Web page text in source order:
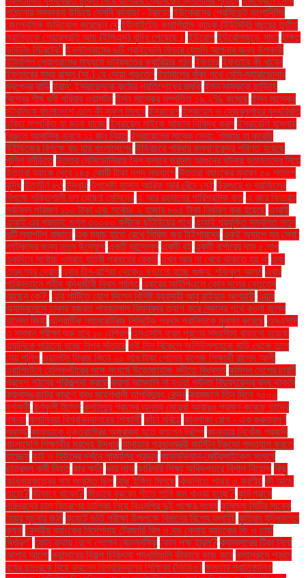
পাঠানোর সম্ভাবনা উড়িয়ে দেননি কানাডা - ট্রুডো ইউক্রেনের প্রেসিডেন্ট ভলোদিমির
জেলেনস্কি অভিযোগ করেছেন যে ইউনাইটেড কমার্শিয়াল ব্যাংক (ইউসিবি) বছরের তৃতীয়
প্রান্তিকে শেয়ারপ্রতি আয় (ইপিএস) বৃদ্ধি পেয়েছে। ইউরোপ ইউরোপজুড়ে সাড়া ইঙ্গিত
ডাউনিং স্ট্রিটের" ইনস্টাগ্রামের ৬টি প্রাইভেসি ফিচার যেগুলি আপনার জন্য উপকারী
ইন্টার্নশিপ প্রোগ্রামের মাধ্যমে ভবিষ্যতের ক্যারিয়ার গঠন ইফতার ইফতারে কী খাবেন
ইফতারের সময় রাসুল (সা.) যে দোয়া পড়তেন ইয়ামালের বাঁকা পথে মেসি-ম্যারাডোনার
স্বপ্নের বাড়ি ইরান: ইসরায়েলকে কঠোর প্রতিশোধের হুমকি ইলন মাস্ককে ছাড়িয়ে
বিশ্বের শীর্ষ ধনী পরিবার ওয়ালটন ইলন মাস্কের সম্পত্তি ১৯.২% কমেছে ইলন মাস্কের
স্টারলিংক বাংলাদেশে এলে কী সুফল মিলবে ইসরায়েল ইসরায়েল ও হেজবুল্লাহর যুদ্ধবিরতি
চুক্তি সম্পর্কিত যা জানা যাচ্ছে ইসরায়েল মাইকে আজান নিষিদ্ধ করল ইসরায়েলি হামলায়
বৈরুতে আবাসিক ভবনে ১১ জন নিহত ইসরায়েলের সাবেক সেনা: 'গাজায় যা করেছি
উইন্ডিজের বিপক্ষে বড় হার বাংলাদেশের উড়িরচরে পরিবার কল্যাণকেন্দ্র পরিণত হয়েছে
পুলিশ ফাঁড়িতে উত্তর মেসিডোনিয়ায় নৈশ ক্লাবে ভয়াবহ আগুনের ঘটনায় হতাহতদের নিয়ে
উত্তরা ব্যাংক দেবে ১৪৫ কোটি টাকা নগদ লভ্যাংশ উত্তরা ব্যাংকের মুনাফা ৫০ শতাংশ
বৃদ্ধি উত্তীর্ণ ৮৩ উদ্ধার উপদেষ্টা হাসান আরিফ আর বেঁচে নেই উরুগুয়ে ও ব্রাজিলের
বিপক্ষে শক্তিশালী দল ঘোষণা মেসিদের এ আর রহমানের পারিশ্রমিক কত এ বছর ফিতরার
সর্বনিম্ন পরিমাণ ১১০ টাকা এবং সর্বোচ্চ ২ হাজার ৮০৫ টাকা নির্ধারণ করা হয়েছে এআই
এআই এর প্রভাব: গুগল ৩০০০০ কর্মীকে ছাঁটাইয়ের পথে এআই প্রযুক্তি সম্বলিত নতুন
দুটি ল্যাপটপ বাজারে এক ম্যাচ হাতে রেখে সিরিজ জয় টাইগারদের একই অ্যাপে সব সেবা:
পর্যটকদের জন্য নতুন উদ্যোগ একটি আন্দোলন একটি বই একটি বার্গারের দাম ৫ লাখ
একদিনে সর্বোচ্চ ওমরাহ যাত্রী প্রবাহের রেকর্ড এখন আর না খেয়ে থাকতে হয় না এবং
তারুণ্যের দ্রোহ এবার চীন-রাশিয়া থেকেও ছড়ানো হচ্ছে গুজব: শফিকুল আলম এবার
পাকিস্তানে শহীদ বুদ্ধিজীবী দিবস পালিত এবারের আইপিএলে কোন দলের নেতৃত্বে
আছেন কে?. এবি পার্টিতে যোগ দিলেন বিশিষ্ট ব্যবসায়ী আবু রাইয়ান আশয়ারী এয়ার
অ্যাম্বুলেন্সে ঢাকার হজরত শাহজালাল বিমানবন্দর ত্যাগ করে লন্ডনের পথে রওনা হলেন
খালেদা জিয়া এশিয়াটিক ল্যাবরেটরিজ লিমিটেড প্রথম প্রান্তিকে মুনাফা করেছে এসএসসি
ও সমমান পরীক্ষা শুরু হবে ১০ এপ্রিল এসএসসি ফরম পূরণের সময়সীমা বাড়ানো হয়েছে
এ্যানিকে পাঠানো হচ্ছে বিশ্ব সাঁতারে ওই দিন বিকেলে অলিউল্লাহকে বাড়ি থেকে তুলে
নেয় পুলিশ ওয়ালটন ফ্রিজ কিনে ২০ লাখ টাকা পেলেন কলেজ শিক্ষার্থী রাশেদ আলী
ওয়াশিংটনে হেলিকপ্টারের সঙ্গে সংঘর্ষে উড়োজাহাজ নদীতে বিধ্বস্ত কমিশন দেশের চারটি
প্রদেশ গঠনের পরিকল্পনা করছে কয়লা আমদানি না হওয়া পর্যন্ত বিদ্যুৎকেন্দ্র বন্ধ থাকবে
কয়লাসঙ্কটের কারণে বন্ধ মহেশখালী তাপবিদ্যুৎ কেন্দ্র করমজলে তিন দিনে ৭৫০০
দর্শনার্থী কর্ণফুলী টানেল কলসিন্দুর গ্রামের অদম্য মেয়েরা আবারও প্রমাণ করেছে তাদের
দক্ষতা কলাম্বিয়া বিশ্ববিদ্যালয়ের শিক্ষার্থী কাঁচা মরিচে কানপাকা রোগ - এক গুরুত্বপুর্ণ
সমস্যা কানাডাকে যুক্তরাষ্ট্রের অঙ্গরাজ্য হতে বললেন ট্রাম্প কানাডায় নিখোঁজ প্রবাসী
বাংলাদেশি শিক্ষার্থীর মরদেহ উদ্ধার কানাডার প্রধানমন্ত্রী জাস্টিন ট্রুডো পদত্যাগ করতে
যাচ্ছেন কান্ট ও হিউমের দর্শনে গাজালির প্রভাব কাভার্ডভ্যান-মোটরসাইকেল সংঘর্ষে
ছাত্রদল কর্মী নিহত কার ক্ষতি কার লাভ কারিগরি শিক্ষা অধিদপ্তরে বিশাল নিয়োগ কিছু
অধিনায়কত্বের নাম অনুমিত ছিল কিছু ইঙ্গিত মিলছে কিডনিতে পাথর ও করণীয় কী আছে
তাতে? কীভাবে খাবেন? কীভাবে বুঝবেন শীতে পানি কম খাওয়া হচ্ছে? কুড়িগ্রামে
দরিদ্রদের চাল বিতরণের তালিকা নিয়ে বিএনপির দুই পক্ষের সংঘর্ষ কুমিল্লা সিটির সাবেক
মেয়র সূচনার জমি কুয়েটে ভর্তি পরীক্ষা উপলক্ষে বিমানের বিশেষ ফ্লাইট কৃত্রিম বুদ্ধিমত্তা
কৃষক কেন্দ্রীয় ব্যাংকের নির্দেশনায় ট্রেজারি বিল ও বন্ড কেনায় ব্যাংকের ফি ও চার্জ
নির্ধারণ" কোন কথায় রেগে গেলেন জেলেনস্কি কোন পক্ষ হারল? ক্যানসারের টিকা নিয়ে
আশার আলো ক্যান্সারের বিকল্প চিকিৎসা পদ্ধতিগুলি কীভাবে কাজ করে ক্লাসরুমে প্রথম
বর্ষের ছাত্রকে বিয়ে করলেন বিশ্ববিদ্যালয় শিক্ষিকা (ভিডিও) ক্ষমতার প্রাতিষ্ঠানিক